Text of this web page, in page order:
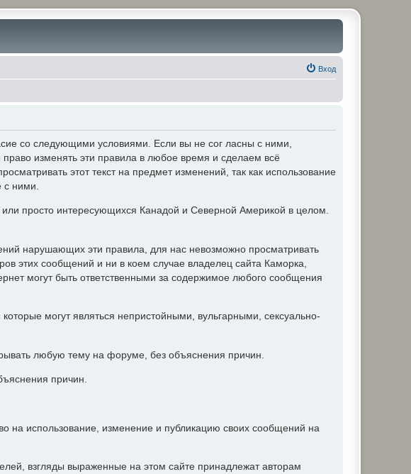
Вход
со следующими условиями. Если вы не сог ласны с ними,
изменять эти правила в любое время и сделаем всё
этот текст на предмет изменений, так как использование
ними.
просто интересующихся Канадой и Северной Америкой в целом.
нарушающих эти правила, для нас невозможно просматривать
этих сообщений и ни в коем случае владелец сайта Каморка,
могут быть ответственными за содержимое любого сообщения
могут являться непристойными, вульгарными, сексуально-
любую тему на форуме, без объяснения причин.
причин.
на использование, изменение и публикацию своих сообщений на
взгляды выраженные на этом сайте принадлежат авторам